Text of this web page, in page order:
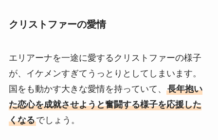
クリストファーの愛情
エリアーナを一途に愛するクリストファーの様子
が、イケメンすぎてうっとりとしてしまいます。
国をも動かす大きな愛情を持っていて、 長年抱い
た恋心を成就させようと奮闘する様子を応援した
くなるでしょう。